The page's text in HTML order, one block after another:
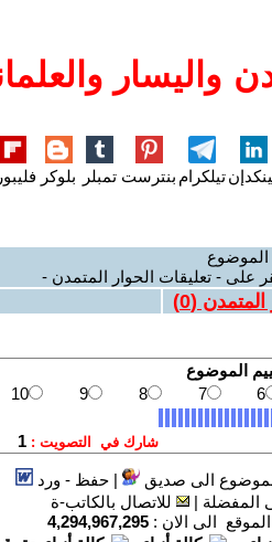
واليسار
تيلكرام بنترست تمبلر بلوكر
الموضوع
على - تعليقات الحوار المتمدن -
المتمدن (0
)
الى صديق |حفظ - ورد
المفضلة |
للاتصال بالكاتب-ة
الى الان : 4,294,967,295